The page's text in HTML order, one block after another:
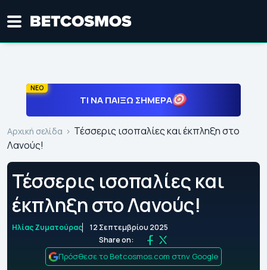
ΝΕΟ
ΤΙ ΝΑ ΠΑΊΞΩ ΣΉΜΕΡΑ
Αρχική σελίδα
Τέσσερις ισοπαλίες και έκπληξη στο
Λανούς!
Τέσσερις ισοπαλίες και
έκπληξη στο Λανούς!
Ηλίας Ζυματούρας
12 Σεπτεμβρίου 2025
Share on:
Πρόσθεσε το Betcosmos.com στην Google